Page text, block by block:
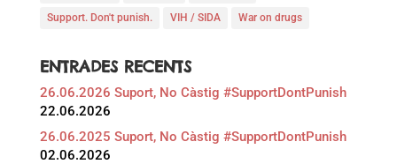
Support. Don't punish. VIH / SIDA War on drugs
ENTRADES RECENTS
26.06.2026 Suport, No Càstig #SupportDontPunish
22.06.2026
26.06.2025 Suport, No Càstig #SupportDontPunish
02.06.2026